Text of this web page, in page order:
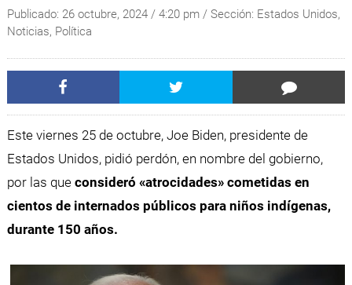
Publicado: 26 octubre, 2024/ 4:20 pm / Sección: Estados Unidos,
Noticias, Política
Este viernes 25 de octubre, Joe Biden, presidente de
Estados Unidos, pidió perdón, en nombre del gobierno,
por las queconsideró «atrocidades» cometidas en
cientos de internados públicos para niños indígenas,
durante 150 años.